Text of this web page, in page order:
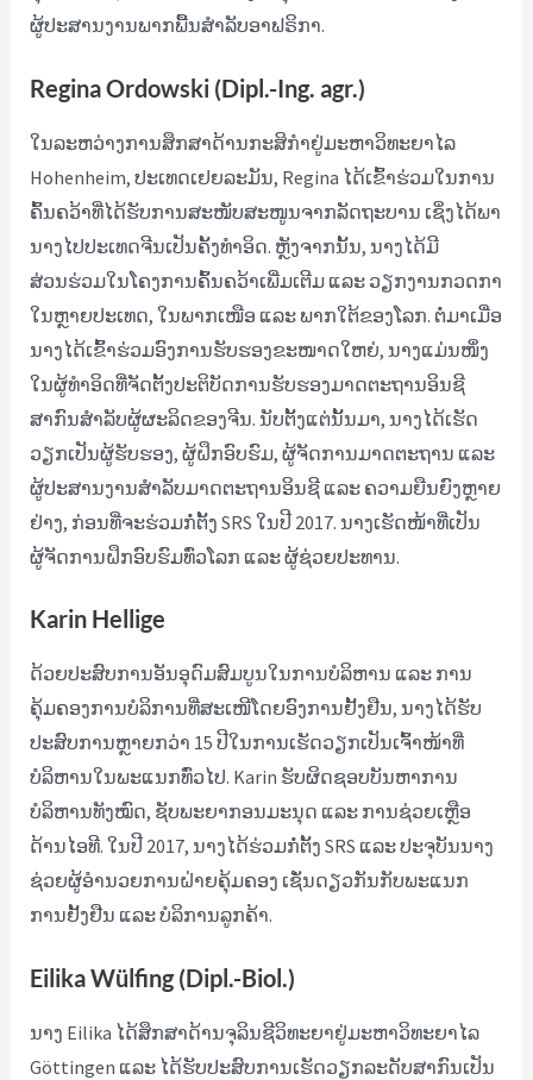
ຜູ້ປະສານງານພາກພື້ນສຳລັບອາຟຣິກາ.
Regina Ordowski (Dipl.-Ing. agr.)
ໃນລະຫວ່າງການສຶກສາດ້ານກະສິກຳຢູ່ມະຫາວິທະຍາໄລ
Hohenheim, ປະເທດເຢຍລະມັນ, Regina ໄດ້ເຂົ້າຮ່ວມໃນການ
ຄົ້ນຄວ້າທີ່ໄດ້ຮັບການສະໜັບສະໜູນຈາກລັດຖະບານ ເຊິ່ງໄດ້ພາ
ນາງໄປປະເທດຈີນເປັນຄັ້ງທຳອິດ. ຫຼັງຈາກນັ້ນ, ນາງໄດ້ມີ
ສ່ວນຮ່ວມໃນໂຄງການຄົ້ນຄວ້າເພີ່ມເຕີມ ແລະ ວຽກງານກວດກາ
ໃນຫຼາຍປະເທດ, ໃນພາກເໜືອ ແລະ ພາກໃຕ້ຂອງໂລກ. ຕໍ່ມາເມື່ອ
ນາງໄດ້ເຂົ້າຮ່ວມອົງການຮັບຮອງຂະໜາດໃຫຍ່, ນາງແມ່ນໜຶ່ງ
ໃນຜູ້ທຳອິດທີ່ຈັດຕັ້ງປະຕິບັດການຮັບຮອງມາດຕະຖານອິນຊີ
ສາກົນສຳລັບຜູ້ຜະລິດຂອງຈີນ. ນັບຕັ້ງແຕ່ນັ້ນມາ, ນາງໄດ້ເຮັດ
ວຽກເປັນຜູ້ຮັບຮອງ, ຜູ້ຝຶກອົບຮົມ, ຜູ້ຈັດການມາດຕະຖານ ແລະ
ຜູ້ປະສານງານສຳລັບມາດຕະຖານອິນຊີ ແລະ ຄວາມຍືນຍົງຫຼາຍ
ຢ່າງ, ກ່ອນທີ່ຈະຮ່ວມກໍ່ຕັ້ງ SRS ໃນປີ 2017. ນາງເຮັດໜ້າທີ່ເປັນ
ຜູ້ຈັດການຝຶກອົບຮົມທົ່ວໂລກ ແລະ ຜູ້ຊ່ວຍປະທານ.
Karin Hellige
ດ້ວຍປະສົບການອັນອຸດົມສົມບູນໃນການບໍລິຫານ ແລະ ການ
ຄຸ້ມຄອງການບໍລິການທີ່ສະເໜີໂດຍອົງການຢັ້ງຢືນ, ນາງໄດ້ຮັບ
ປະສົບການຫຼາຍກວ່າ 15 ປີໃນການເຮັດວຽກເປັນເຈົ້າໜ້າທີ່
ບໍລິຫານໃນພະແນກທົ່ວໄປ. Karin ຮັບຜິດຊອບບັນຫາການ
ບໍລິຫານທັງໝົດ, ຊັບພະຍາກອນມະນຸດ ແລະ ການຊ່ວຍເຫຼືອ
ດ້ານໄອທີ. ໃນປີ 2017, ນາງໄດ້ຮ່ວມກໍ່ຕັ້ງ SRS ແລະ ປະຈຸບັນນາງ
ຊ່ວຍຜູ້ອຳນວຍການຝ່າຍຄຸ້ມຄອງ ເຊັ່ນດຽວກັນກັບພະແນກ
ການຢັ້ງຢືນ ແລະ ບໍລິການລູກຄ້າ.
Eilika Wülfing (Dipl.-Biol.)
ນາງ Eilika ໄດ້ສຶກສາດ້ານຈຸລິນຊີວິທະຍາຢູ່ມະຫາວິທະຍາໄລ
Göttingen ແລະ ໄດ້ຮັບປະສົບການເຮັດວຽກລະດັບສາກົນເປັນ